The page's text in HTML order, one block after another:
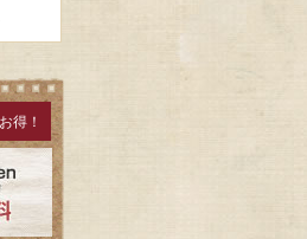
得！